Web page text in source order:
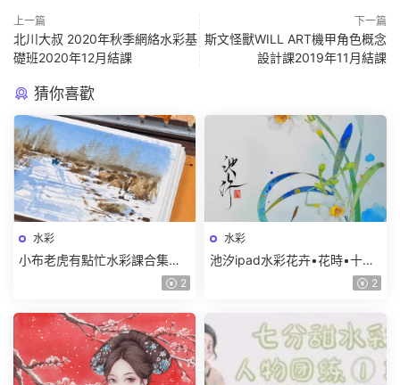
上一篇
北川大叔 2020年秋季網絡水彩基
礎班2020年12月結課
下一篇
斯文怪獸WILL ART機甲角色概念
設計課2019年11月結課
猜你喜歡
水彩
小布老虎有點忙水彩課合集
2
水彩
池汐ipad水彩花卉•花時•十二
月曆花【畫質還行隻有視頻】2